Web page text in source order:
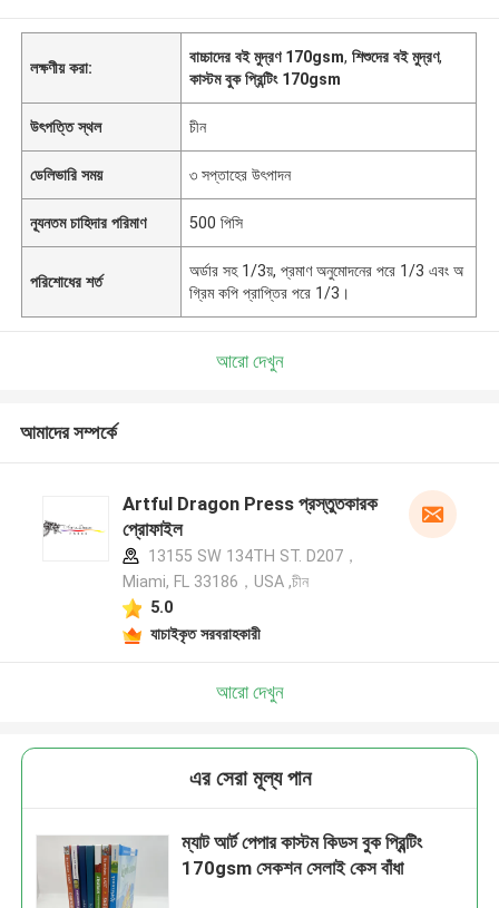
লক্ষণীয় করা:
বাচ্চাদের বই মুদ্রণ 170gsm,শিশুদের বই মুদ্রণ,
কাস্টম বুক প্রিন্টিং 170gsm
উৎপত্তি স্থল চীন
ডেলিভারি সময় ৩ সপ্তাহের উৎপাদন
ন্যূনতম চাহিদার পরিমাণ 500 পিসি
পরিশোধের শর্ত
অর্ডার সহ 1/3য়, প্রমাণ অনুমোদনের পরে 1/3 এবং অ
গ্রিম কপি প্রাপ্তির পরে 1/3।
আরো দেখুন
আমাদের সম্পর্কে
Artful Dragon Press প্রস্তুতকারক
প্রোফাইল
13155 SW 134TH ST. D207，
Miami, FL 33186，USA ,চীন
5.0
যাচাইকৃত সরবরাহকারী
আরো দেখুন
এর সেরা মূল্য পান
ম্যাট আর্ট পেপার কাস্টম কিডস বুক প্রিন্টিং
170gsm সেকশন সেলাই কেস বাঁধা